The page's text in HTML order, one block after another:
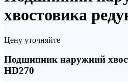
хвостовика
Цену уточняйте
Подшипник наружний
HD270